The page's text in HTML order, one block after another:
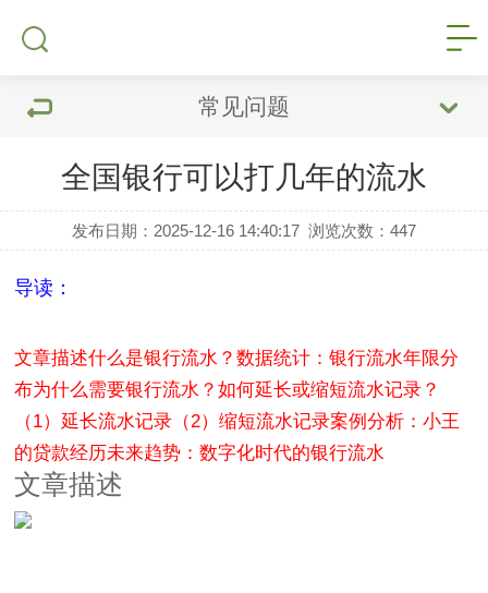
常见问题
全国银行可以打几年的流水
发布日期：2025-12-16 14:40:17 浏览次数：447
导读：
文章描述什么是银行流水？数据统计：银行流水年限分
布为什么需要银行流水？如何延长或缩短流水记录？
（1）延长流水记录 （2）缩短流水记录案例分析：小王
的贷款经历未来趋势：数字化时代的银行流水
文章描述